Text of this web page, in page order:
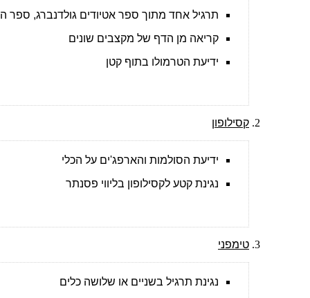
תרגיל אחד מתוך ספר אטיודים גולדנברג, ספר
קריאה מן הדף של מקצבים שונים
ידיעת הטרמולו בתוף קטן
קסילופון
ידיעת הסולמות והארפג'ים על הכלי
נגינת קטע לקסילופון בליווי פסנתר
טימפני
נגינת תרגיל בשניים או שלושה כלים